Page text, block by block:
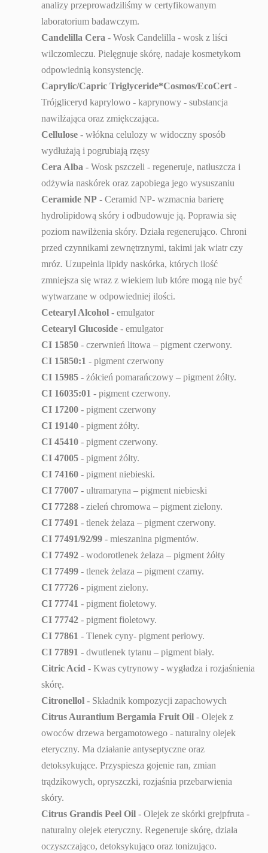
analizy przeprowadziliśmy w certyfikowanym
laboratorium badawczym.
Candelilla Cera - Wosk Candelilla - wosk z liści
wilczomleczu. Pielęgnuje skórę, nadaje kosmetykom
odpowiednią konsystencję.
Caprylic/Capric Triglyceride*Cosmos/EcoCert -
Trójgliceryd kaprylowo - kaprynowy - substancja
nawilżająca oraz zmiękczająca.
Cellulose - włókna celulozy w widoczny sposób
wydłużają i pogrubiają rzęsy
Cera Alba - Wosk pszczeli - regeneruje, natłuszcza i
odżywia naskórek oraz zapobiega jego wysuszaniu
Ceramide NP - Ceramid NP- wzmacnia barierę
hydrolipidową skóry i odbudowuje ją. Poprawia się
poziom nawilżenia skóry. Działa regenerująco. Chroni
przed czynnikami zewnętrznymi, takimi jak wiatr czy
mróz. Uzupełnia lipidy naskórka, których ilość
zmniejsza się wraz z wiekiem lub które mogą nie być
wytwarzane w odpowiedniej ilości.
Cetearyl Alcohol - emulgator
Cetearyl Glucoside - emulgator
CI 15850 - czerwnień litowa – pigment czerwony.
CI 15850:1 - pigment czerwony
CI 15985 - żółcień pomarańczowy – pigment żółty.
CI 16035:01 - pigment czerwony.
CI 17200 - pigment czerwony
CI 19140 - pigment żółty.
CI 45410 - pigment czerwony.
CI 47005 - pigment żółty.
CI 74160 - pigment niebieski.
CI 77007 - ultramaryna – pigment niebieski
CI 77288 - zieleń chromowa – pigment zielony.
CI 77491 - tlenek żelaza – pigment czerwony.
CI 77491/92/99 - mieszanina pigmentów.
CI 77492 - wodorotlenek żelaza – pigment żółty
CI 77499 - tlenek żelaza – pigment czarny.
CI 77726 - pigment zielony.
CI 77741 - pigment fioletowy.
CI 77742 - pigment fioletowy.
CI 77861 - Tlenek cyny- pigment perłowy.
CI 77891 - dwutlenek tytanu – pigment biały.
Citric Acid - Kwas cytrynowy - wygładza i rozjaśnienia
skórę.
Citronellol - Składnik kompozycji zapachowych
Citrus Aurantium Bergamia Fruit Oil - Olejek z
owoców drzewa bergamotowego - naturalny olejek
eteryczny. Ma działanie antyseptyczne oraz
detoksykujące. Przyspiesza gojenie ran, zmian
trądzikowych, opryszczki, rozjaśnia przebarwienia
skóry.
Citrus Grandis Peel Oil - Olejek ze skórki grejpfruta -
naturalny olejek eteryczny. Regeneruje skórę, działa
oczyszczająco, detoksykująco oraz tonizująco.